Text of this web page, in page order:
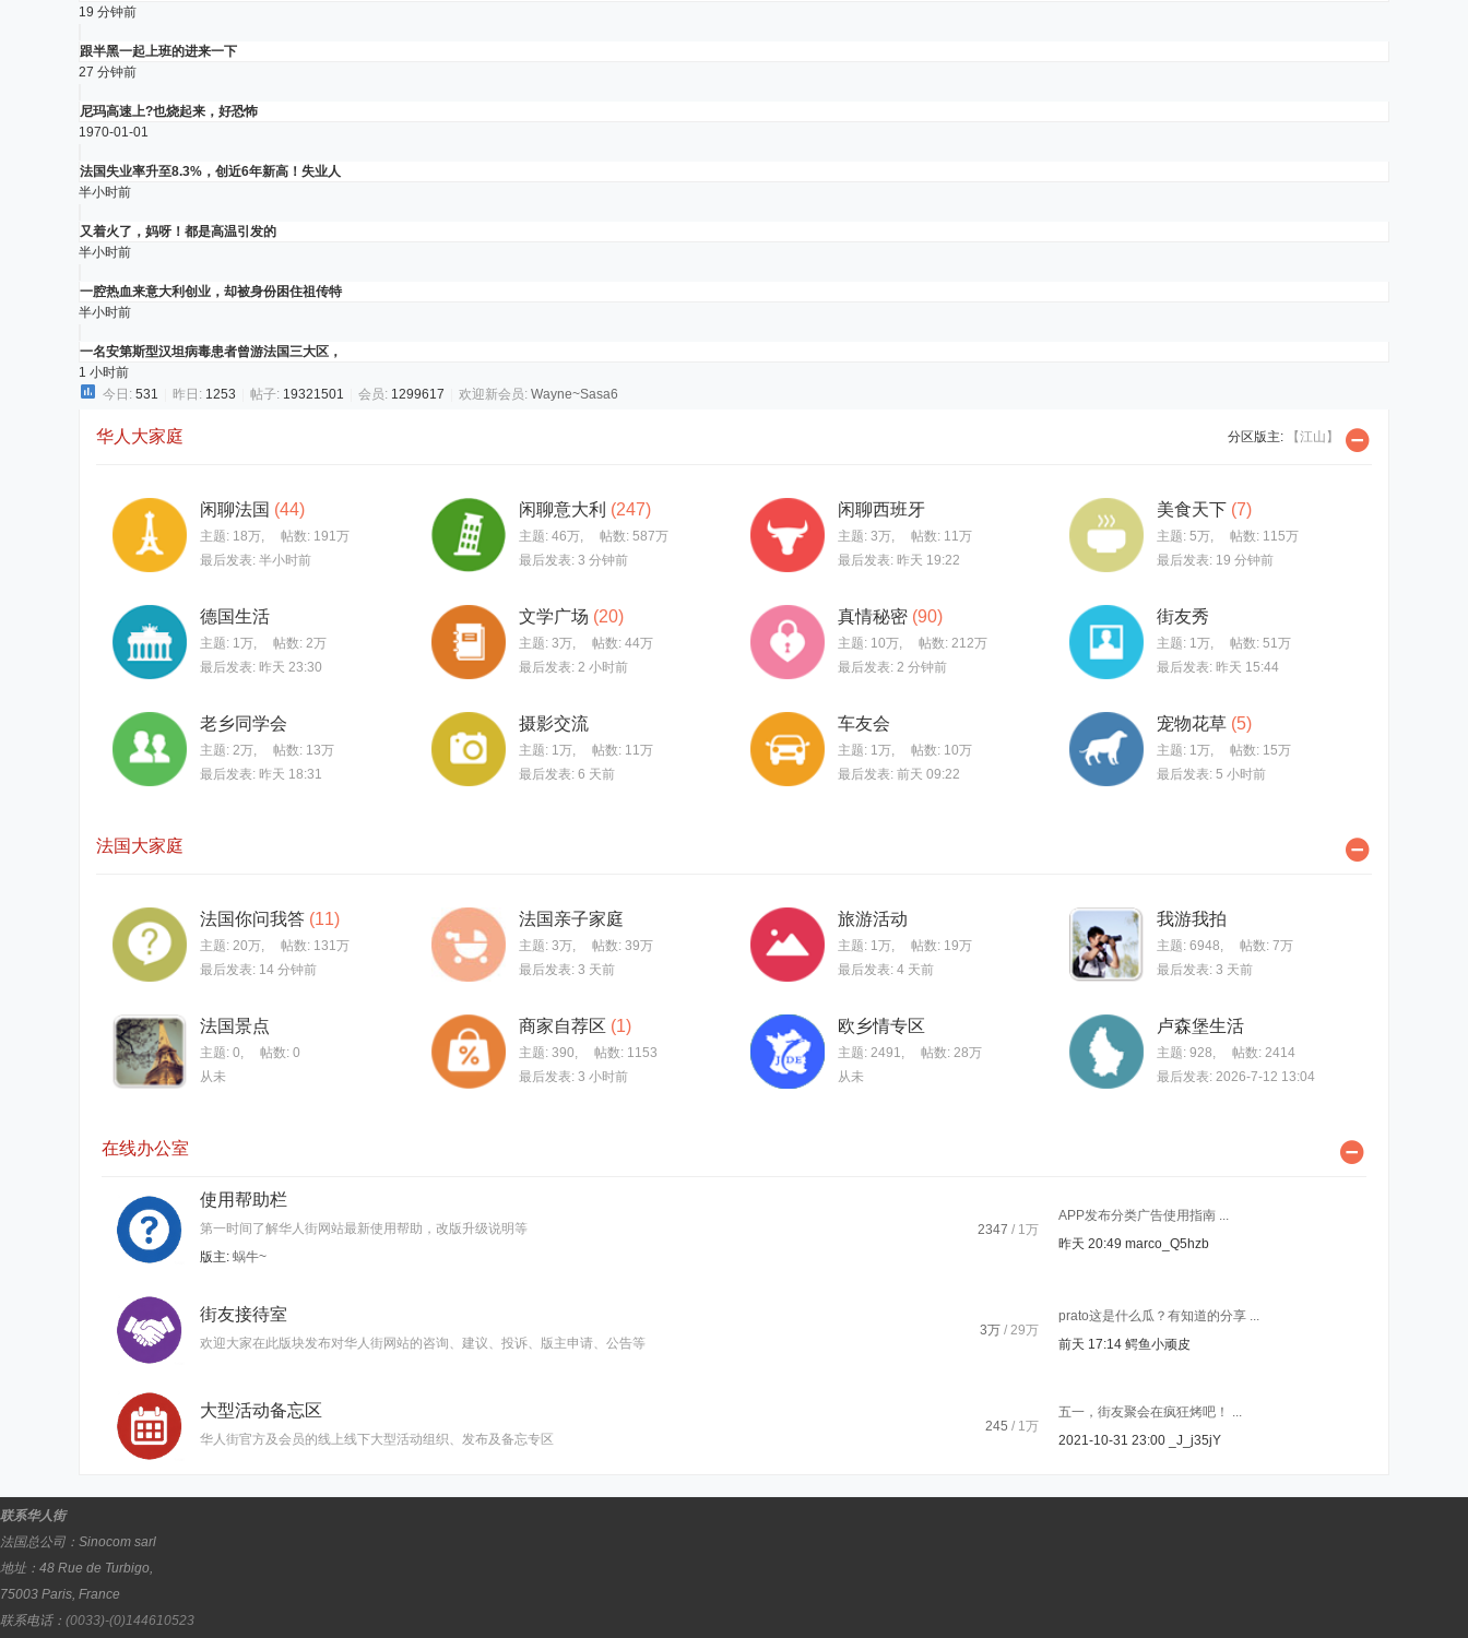
19 分钟前
跟半黑一起上班的进来一下
27 分钟前
尼玛高速上?也烧起来，好恐怖
1970-01-01
法国失业率升至8.3%，创近6年新高！失业人
半小时前
又着火了，妈呀！都是高温引发的
半小时前
一腔热血来意大利创业，却被身份困住祖传特
半小时前
一名安第斯型汉坦病毒患者曾游法国三大区，
1 小时前
今日: 531 昨日: 1253 帖子: 19321501 会员: 1299617 欢迎新会员: Wayne~Sasa6
分区版主: 【江山】
华人大家庭
闲聊法国 (44)
主题: 18万, 帖数: 191万
最后发表: 半小时前
闲聊意大利 (247)
主题: 46万, 帖数: 587万
最后发表: 3 分钟前
闲聊西班牙
主题: 3万, 帖数: 11万
最后发表: 昨天 19:22
美食天下 (7)
主题: 5万, 帖数: 115万
最后发表: 19 分钟前
德国生活
主题: 1万, 帖数: 2万
最后发表: 昨天 23:30
文学广场 (20)
主题: 3万, 帖数: 44万
最后发表: 2 小时前
真情秘密 (90)
主题: 10万, 帖数: 212万
最后发表: 2 分钟前
街友秀
主题: 1万, 帖数: 51万
最后发表: 昨天 15:44
老乡同学会
主题: 2万, 帖数: 13万
最后发表: 昨天 18:31
摄影交流
主题: 1万, 帖数: 11万
最后发表: 6 天前
车友会
主题: 1万, 帖数: 10万
最后发表: 前天 09:22
宠物花草 (5)
主题: 1万, 帖数: 15万
最后发表: 5 小时前
法国大家庭
法国你问我答 (11)
主题: 20万, 帖数: 131万
最后发表: 14 分钟前
法国亲子家庭
主题: 3万, 帖数: 39万
最后发表: 3 天前
旅游活动
主题: 1万, 帖数: 19万
最后发表: 4 天前
我游我拍
主题: 6948, 帖数: 7万
最后发表: 3 天前
法国景点
主题: 0,
帖数: 0
从未
商家自荐区 (1)
主题: 390,
帖数: 1153
最后发表: 3 小时前
欧乡情专区
主题: 2491, 帖数: 28万
从未
卢森堡生活
主题: 928,
帖数: 2414
最后发表: 2026-7-12 13:04
在线办公室
使用帮助栏
第一时间了解华人街网站最新使用帮助，改版升级说明等
版主: 蜗牛~
2347 / 1万
APP发布分类广告使用指南 ...
昨天 20:49 marco_Q5hzb
街友接待室
欢迎大家在此版块发布对华人街网站的咨询、建议、投诉、版主申请、公告等
3万 / 29万
prato这是什么瓜？有知道的分享 ...
前天 17:14 鳄鱼小顽皮
大型活动备忘区
华人街官方及会员的线上线下大型活动组织、发布及备忘专区
245 / 1万
五一，街友聚会在疯狂烤吧！ ...
2021-10-31 23:00
_J_j35jY
联系华人街
法国总公司： Sinocom sarl
地址： 48 Rue de Turbigo,
75003 Paris, France
联系电话： (0033)-(0)144610523